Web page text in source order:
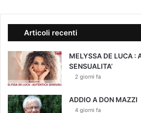
Articoli recenti
MELYSSA DE LUCA :
SENSUALITA’
2 giorni fa
ADDIO A DON MAZZI
4 giorni fa